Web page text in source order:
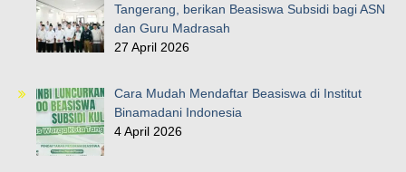
Tangerang, berikan Beasiswa Subsidi bagi ASN
dan Guru Madrasah
27 April 2026
Cara Mudah Mendaftar Beasiswa di Institut
Binamadani Indonesia
4 April 2026